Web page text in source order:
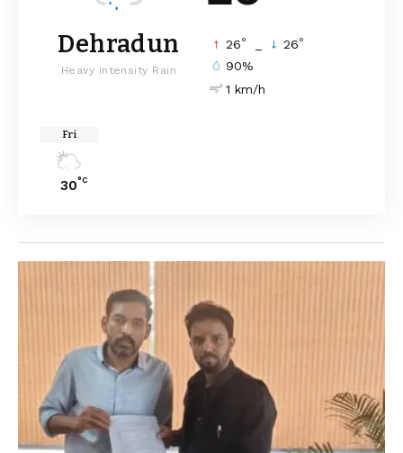
Dehradun
Heavy Intensity Rain
26° 26°
90%
1 km/h
Fri
30°C